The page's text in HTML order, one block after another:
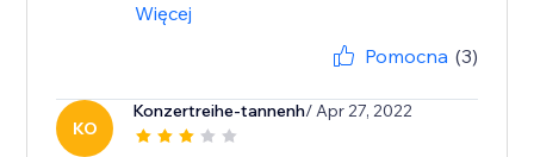
Więcej
Pomocna (3)
KO
Konzertreihe-tannenh/ Apr 27, 2022